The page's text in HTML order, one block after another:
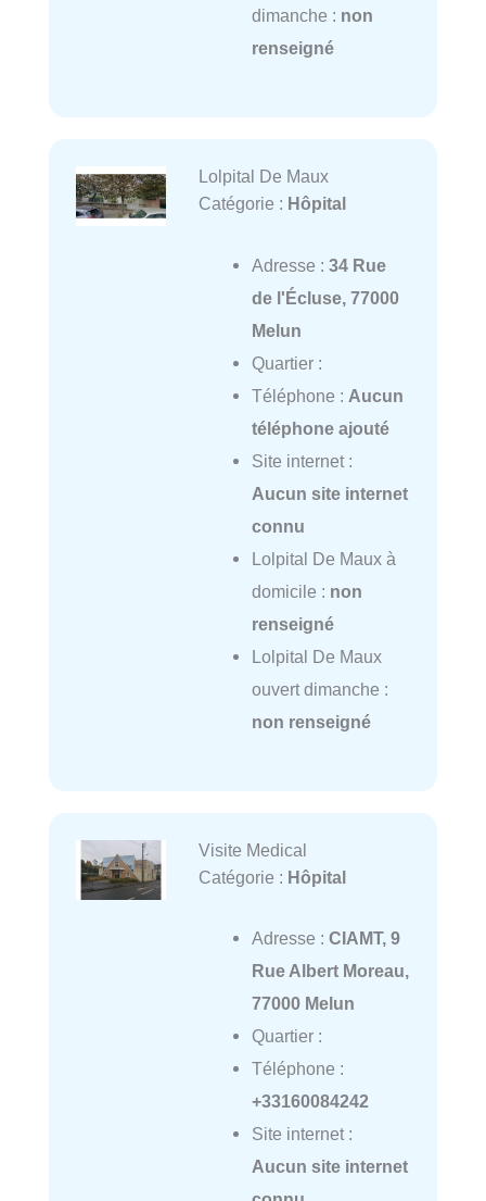
dimanche : non
renseigné
Lolpital De Maux
Catégorie : Hôpital
Adresse : 34 Rue
de l'Écluse, 77000
Melun
Quartier :
Téléphone : Aucun
téléphone ajouté
Site internet :
Aucun site internet
connu
Lolpital De Maux à
domicile : non
renseigné
Lolpital De Maux
ouvert dimanche :
non renseigné
Visite Medical
Catégorie : Hôpital
Adresse : CIAMT, 9
Rue Albert Moreau,
77000 Melun
Quartier :
Téléphone :
+33160084242
Site internet :
Aucun site internet